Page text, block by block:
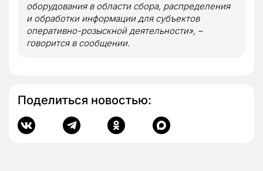
оборудования в области сбора, распределения
и обработки информации для субъектов
оперативно-розыскной деятельности», –
говорится в сообщении.
Поделиться новостью: